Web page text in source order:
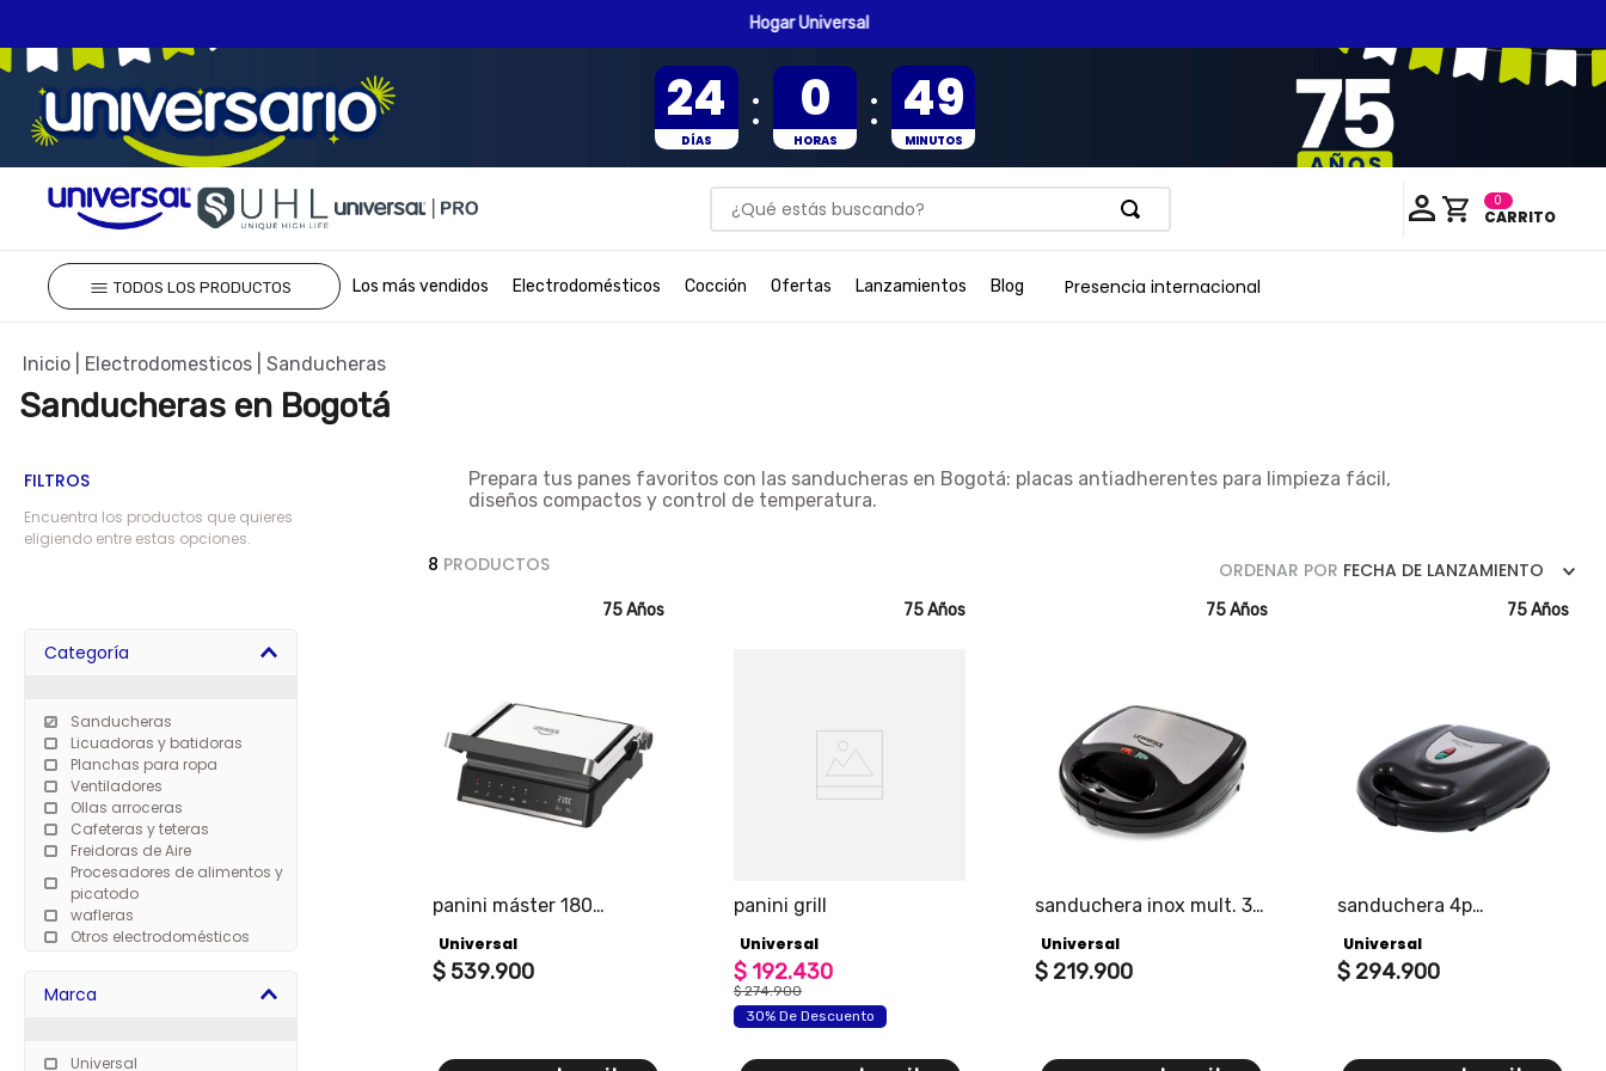
Hogar Universal
24
DÍAS : 0
HORAS : 49
MINUTOS
¿Qué estás buscando? 0
TODOS LOS PRODUCTOS Los más vendidos Electrodomésticos Cocción Ofertas Lanzamientos Blog Presencia internacional
Electrodomesticos Sanducheras
Sanducheras en Bogotá
FILTROS
Encuentra los productos que quieres
eligiendo entre estas opciones.
Categoría
Sanducheras
Licuadoras y batidoras
Planchas para ropa
Ventiladores
Ollas arroceras
Cafeteras y teteras
Freidoras de Aire
Procesadores de alimentos y
picatodo
wafleras
Otros electrodomésticos
Exprimidores de cítricos
Hornillas eléctricas
Marca
Universal
Prepara tus panes favoritos con las sanducheras en Bogotá: placas antiadherentes para limpieza fácil,
diseños compactos y control de temperatura.
8 PRODUCTOS ORDENAR POR FECHA DE LANZAMIENTO
75 Años
panini máster 180
apertura 180 grados, más
capacidad para cocinar.
Universal
$ 539.900
75 Años
panini grill
Universal
$ 192.430
$ 274.900
30% De Descuento
75 Años
sanduchera inox mult. 3
Universal
$ 219.900
75 Años
sanduchera 4p
Universal
$ 294.900
1.
olla presion